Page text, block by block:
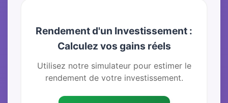
Rendement d'un Investissement :
Calculez vos gains réels
Utilisez notre simulateur pour estimer le
rendement de votre investissement.